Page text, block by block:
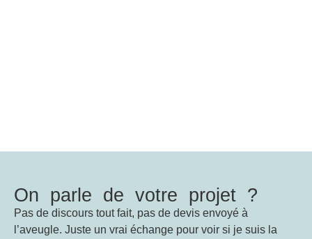
On parle de votre projet ?
Pas de discours tout fait, pas de devis envoyé à
l’aveugle. Juste un vrai échange pour voir si je suis la